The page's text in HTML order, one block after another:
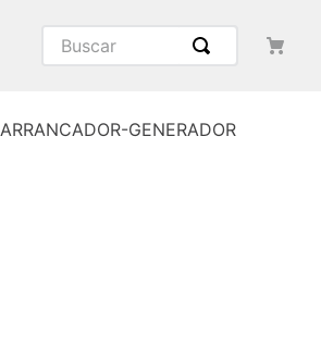
ARRANCADOR-GENERADOR